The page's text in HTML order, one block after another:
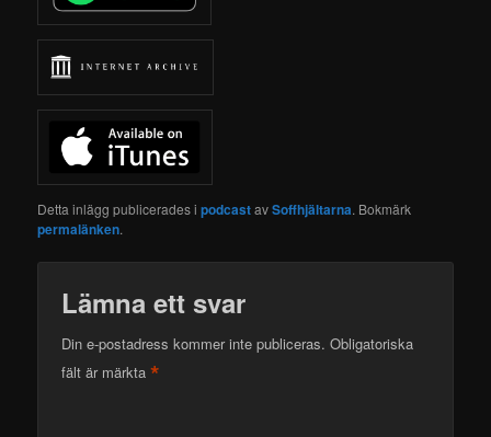
Detta inlägg publicerades ipodcastavSoffhjältarna. Bokmärk
permalänken.
Lämna ett svar
Din e-postadress kommer inte publiceras. Obligatoriska
fält är märkta*